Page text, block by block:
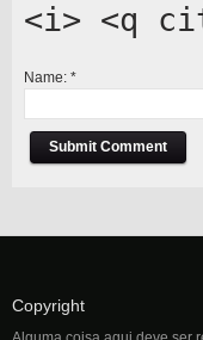
<i> <q
Name: *
Copyright